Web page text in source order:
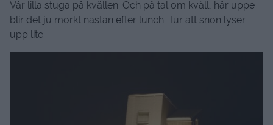
Vår lilla stuga på kvällen. Och på tal om kväll, här uppe
blir det ju mörkt nästan efter lunch. Tur att snön lyser
upp lite.